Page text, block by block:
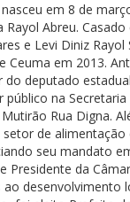
em 8 de
Rayol Abreu. Casado
e Levi Diniz Rayol
Ceuma em 2013.
deputado
na Secretaria
Rua Digna.
de alimentação
seu mandato
Presidente da
desenvolvimento